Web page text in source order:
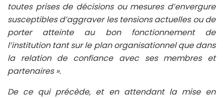
toutes prises de décisions ou mesures d’envergure
susceptibles d’aggraver les tensions actuelles ou de
porter atteinte au bon fonctionnement de
l’institution tant sur le plan organisationnel que dans
la relation de confiance avec ses membres et
partenaires ».
De ce qui précède, et en attendant la mise en